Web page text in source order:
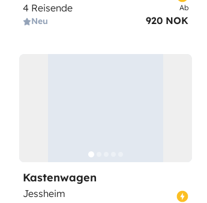
4 Reisende
Neu
Ab
920 NOK
Kastenwagen
Jessheim